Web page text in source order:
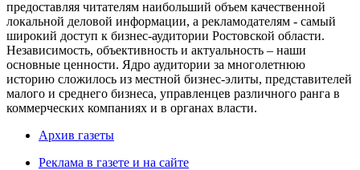
предоставляя читателям наибольший объем качественной
локальной деловой информации, а рекламодателям - самый
широкий доступ к бизнес-аудитории Ростовской области.
Независимость, объективность и актуальность – наши
основные ценности. Ядро аудитории за многолетнюю
историю сложилось из местной бизнес-элиты, представителей
малого и среднего бизнеса, управленцев различного ранга в
коммерческих компаниях и в органах власти.
Архив газеты
Реклама в газете и на сайте